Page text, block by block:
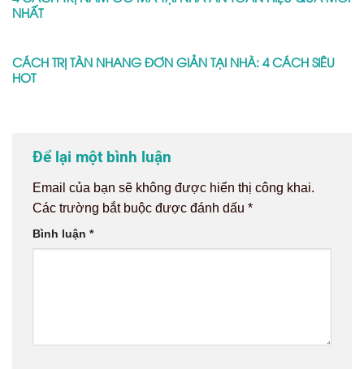
NHẤT
CÁCH TRỊ TÀN NHANG ĐƠN GIẢN TẠI NHÀ: 4 CÁCH SIÊU
HOT
Để lại một bình luận
Email của bạn sẽ không được hiển thị công khai.
Các trường bắt buộc được đánh dấu *
Bình luận *